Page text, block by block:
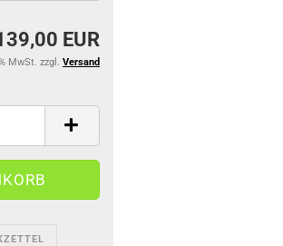
EUR
MwSt. zzgl. Versand